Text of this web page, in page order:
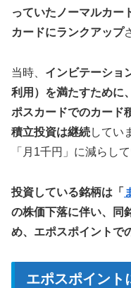
っていたノーマルカー
カードにランクアップ
当時、 インビテーショ
利用）を満たすために、
ポスカードでのカード
積立投資は継続してい
「月1千円」に減らし
投資している銘柄は「
の株価下落に伴い、同
め、エポスポイントで
エポスポイント